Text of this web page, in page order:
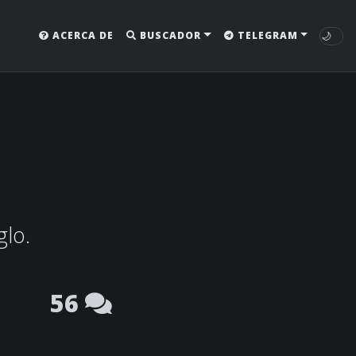
ACERCA DE BUSCADOR TELEGRAM 🌙
56